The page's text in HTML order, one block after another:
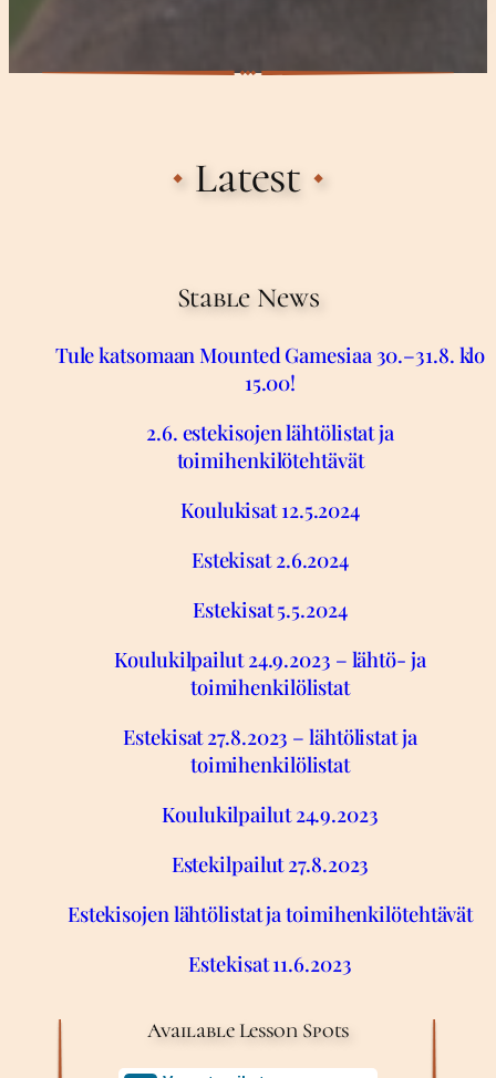
Latest
Stable News
Tule katsomaan Mounted Gamesiaa 30.–31.8. klo
15.00!
2.6. estekisojen lähtölistat ja
toimihenkilötehtävät
Koulukisat 12.5.2024
Estekisat 2.6.2024
Estekisat 5.5.2024
Koulukilpailut 24.9.2023 – lähtö- ja
toimihenkilölistat
Estekisat 27.8.2023 – lähtölistat ja
toimihenkilölistat
Koulukilpailut 24.9.2023
Estekilpailut 27.8.2023
Estekisojen lähtölistat ja toimihenkilötehtävät
Estekisat 11.6.2023
Available Lesson Spots